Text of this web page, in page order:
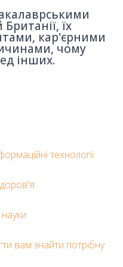
їх
кар'єрними
чому
інших.
технології
науки
вам знайти потрібну